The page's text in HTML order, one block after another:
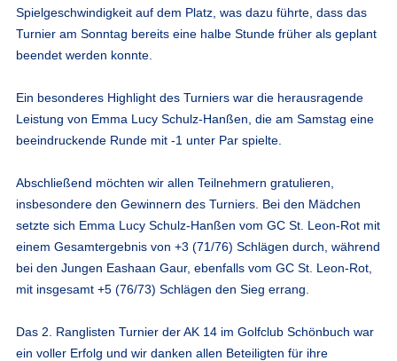
Spielgeschwindigkeit auf dem Platz, was dazu führte, dass das
Turnier am Sonntag bereits eine halbe Stunde früher als geplant
beendet werden konnte.
Ein besonderes Highlight des Turniers war die herausragende
Leistung von Emma Lucy Schulz-Hanßen, die am Samstag eine
beeindruckende Runde mit -1 unter Par spielte.
Abschließend möchten wir allen Teilnehmern gratulieren,
insbesondere den Gewinnern des Turniers. Bei den Mädchen
setzte sich Emma Lucy Schulz-Hanßen vom GC St. Leon-Rot mit
einem Gesamtergebnis von +3 (71/76) Schlägen durch, während
bei den Jungen Eashaan Gaur, ebenfalls vom GC St. Leon-Rot,
mit insgesamt +5 (76/73) Schlägen den Sieg errang.
Das 2. Ranglisten Turnier der AK 14 im Golfclub Schönbuch war
ein voller Erfolg und wir danken allen Beteiligten für ihre